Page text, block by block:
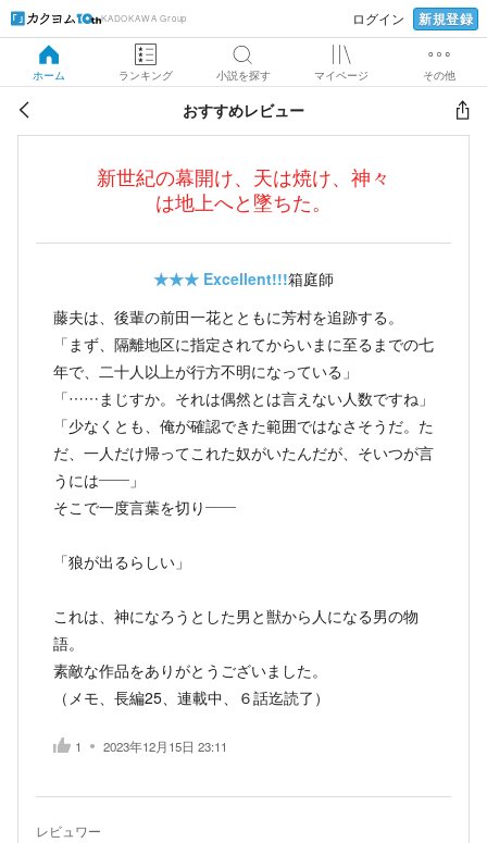
KADOKAWA Group ログイン 新規登録
ホーム ランキング 小説を探す マイページ その他
おすすめレビュー
新世紀の幕開け、天は焼け、神々
は地上へと墜ちた。
★★★ Excellent!!!箱庭師
藤夫は、後輩の前田一花とともに芳村を追跡する。
「まず、隔離地区に指定されてからいまに至るまでの七
年で、二十人以上が行方不明になっている」
「……まじすか。それは偶然とは言えない人数ですね」
「少なくとも、俺が確認できた範囲ではなさそうだ。た
だ、一人だけ帰ってこれた奴がいたんだが、そいつが言
うには――」
そこで一度言葉を切り――
「狼が出るらしい」
これは、神になろうとした男と獣から人になる男の物
語。
素敵な作品をありがとうございました。
（メモ、長編25、連載中、６話迄読了）
1 2023年12月15日 23:11
レビュワー